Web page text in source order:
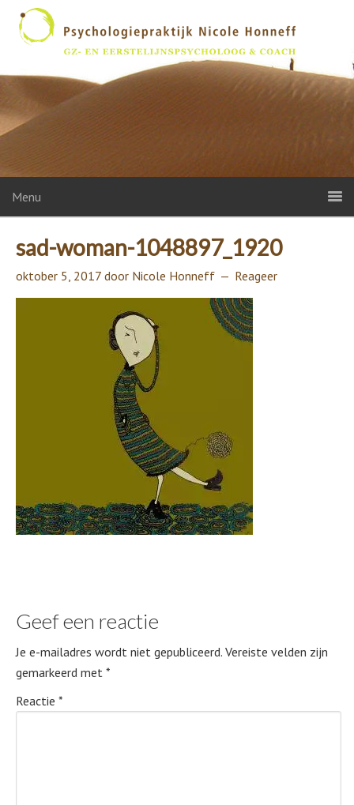
Menu
sad-woman-1048897_1920
oktober 5, 2017 door Nicole Honneff Reageer
Geef een reactie
Je e-mailadres wordt niet gepubliceerd. Vereiste velden zijn
gemarkeerd met *
Reactie *